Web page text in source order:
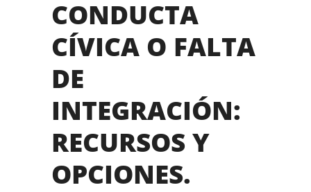
CONDUCTA
CÍVICA O FALTA
DE
INTEGRACIÓN:
RECURSOS Y
OPCIONES.